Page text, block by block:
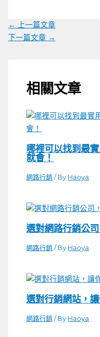
←
上一篇文章
下一篇文章 →
相關文章
哪裡可以找到最
就會！
網路行銷 / By Haoya
選對網路行銷公
網路行銷 / By Haoya
選對行銷網站，
網路行銷 / By Haoya